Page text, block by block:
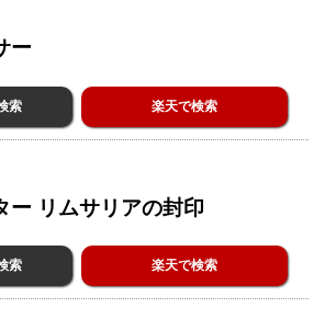
ー
索 楽天で検索
ー リムサリアの封印
索 楽天で検索